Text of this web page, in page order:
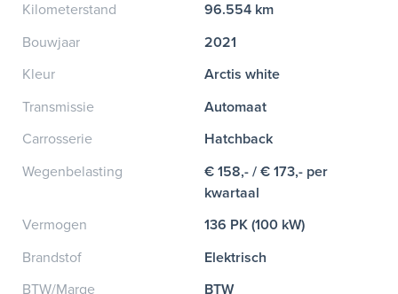
Kilometerstand
96.554 km
Bouwjaar
2021
Kleur
Arctis white
Transmissie
Automaat
Carrosserie
Hatchback
Wegenbelasting
€ 158,- / € 173,- per
kwartaal
Vermogen
136 PK (100 kW)
Brandstof
Elektrisch
BTW/Marge
BTW